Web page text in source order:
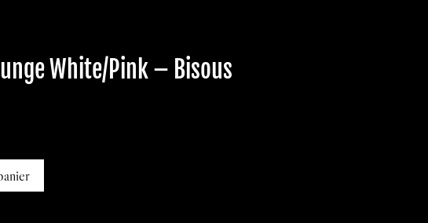
White/Pink – Bisous